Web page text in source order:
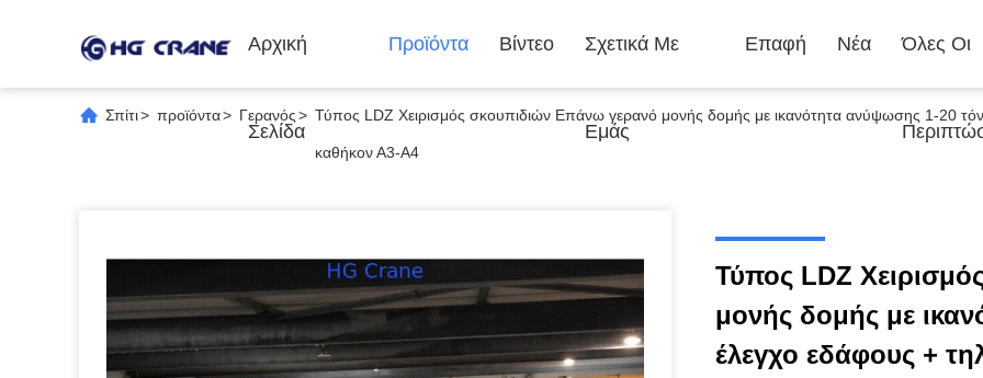
Αρχική
Σελίδα
Προϊόντα Βίντεο Σχετικά Με
Εμάς
Επαφή Νέα Όλες Οι
Σπίτι> προϊόντα> Γερανός> Τύπος LDZ Χειρισμός σκουπιδιών Επάνω γερανό μονής δομής με ικανότητα ανύψωσης 1-20
καθήκον Α3-Α4
Τύπος LDZ
μονής δομής με
έλεγχο εδάφους +